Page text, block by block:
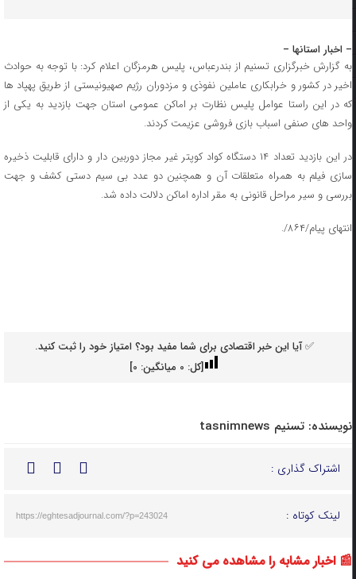
– اخبار استانها –
به گزارش خبرگزاری تسنیم از بندرعباس، پلیس هرمزگان اعلام کرد: با توجه به حوادث
اخیر در کشور و خرابکاری عاملین نفوذی و مزدوران رژیم صهیونیستی از طریق پهپاد ها
که در این راستا عوامل پلیس نظارت بر اماکن عمومی استان جهت بازدید به یکی از
واحد های صنفی اسباب بازی فروشی عزیمت کردند.
در این بازدید تعداد ۱۴ دستگاه کواد کوپتر غیر مجاز دوربین دار و دارای قابلیت ذخیره
سازی فیلم به همراه متعلقات آن و همچنین دو عدد بی سیم دستی کشف و جهت
بررسی و سیر مراحل قانونی به مقر اداره اماکن دلالت داده شد.
انتهای پیام/۸۶۴/.
✅ آیا این خبر اقتصادی برای شما مفید بود؟ امتیاز خود را ثبت کنید.
[کل: 0میانگین: 0
]
نویسنده: تسنیم tasnimnews
اشتراک گذاری :
لینک کوتاه : https://eghtesadjournal.com/?p=243024
📰 اخبار مشابه را مشاهده می کنید